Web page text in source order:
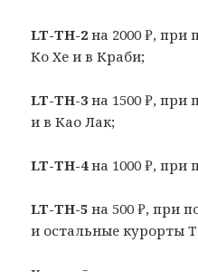
LT-TH-2 на 2000 ₽, при
Ко Хе и в Краби;
LT-TH-3 на 1500 ₽, при
и в Као Лак;
LT-TH-4на 1000 ₽, при
LT-TH-5 на 500 ₽, при
и остальные курорты